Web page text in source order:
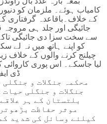
کامیاب ہوئے۔ ملزمان کو
کے خلاف۔باقاعدہ
جائیگی اور جلد ہی
سے سخت سزا دی جائیگی
کو اپنے ہاتھ میں نہ لے
چیلنج کرنے والوں کے خلاف
لیا جاسکے۔ اس پوری کاروائی
ڈی
محکمہ جنگلات و
جنگلات و جنگلی
بلتستان کے ہر
موثر حفاظت
کیلئے وسائل کی شدید